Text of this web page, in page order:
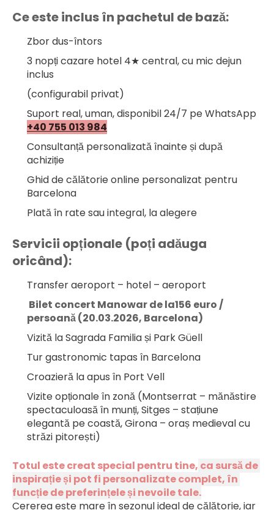
Ce este inclus în pachetul de bază:
Zbor dus-întors
3 nopți cazare hotel 4★ central, cu mic dejun
inclus
(configurabil privat)
+40 755 013 984
Consultanță personalizată înainte și după
achiziție
Ghid de călătorie online personalizat pentru
Barcelona
Plată în rate sau integral, la alegere
Servicii opționale (poți adăuga
oricând):
Transfer aeroport – hotel – aeroport
persoană (20.03.2026, Barcelona)
Vizită la Sagrada Familia și Park Güell
Tur gastronomic tapas în Barcelona
Croazieră la apus în Port Vell
Vizite opționale în zonă (Montserrat – mănăstire
spectaculoasă în munți, Sitges – stațiune
elegantă pe coastă, Girona – oraș medieval cu
străzi pitorești)
Totul este creat special pentru tine, ca sursă de
inspirație și pot fi personalizate complet, în
funcție de preferințele și nevoile tale.
Cererea este mare în sezonul ideal de călătorie, iar